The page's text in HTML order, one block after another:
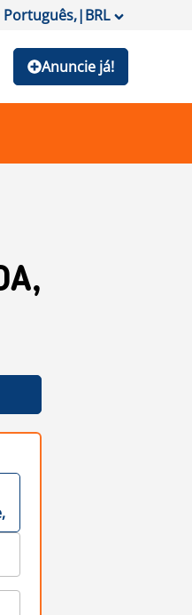
Português,|BRL
Anuncie já!